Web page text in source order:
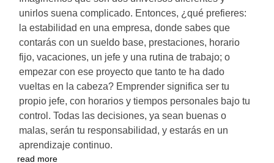
unirlos suena complicado. Entonces, ¿qué prefieres:
la estabilidad en una empresa, donde sabes que
contarás con un sueldo base, prestaciones, horario
fijo, vacaciones, un jefe y una rutina de trabajo; o
empezar con ese proyecto que tanto te ha dado
vueltas en la cabeza? Emprender significa ser tu
propio jefe, con horarios y tiempos personales bajo tu
control. Todas las decisiones, ya sean buenas o
malas, serán tu responsabilidad, y estarás en un
aprendizaje continuo.
read more